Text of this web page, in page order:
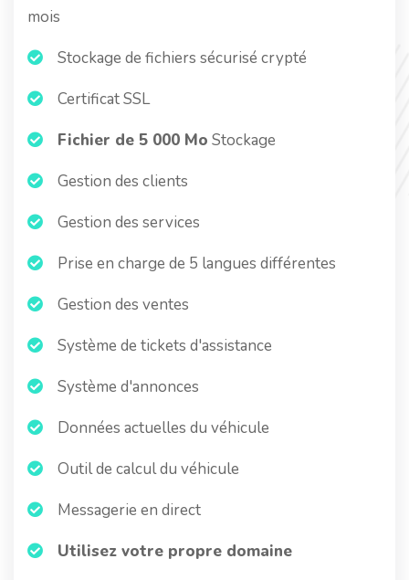
mois
Stockage de fichiers sécurisé crypté
Certificat SSL
Fichier de 5 000 Mo Stockage
Gestion des clients
Gestion des services
Prise en charge de 5 langues différentes
Gestion des ventes
Système de tickets d'assistance
Système d'annonces
Données actuelles du véhicule
Outil de calcul du véhicule
Messagerie en direct
Utilisez votre propre domaine